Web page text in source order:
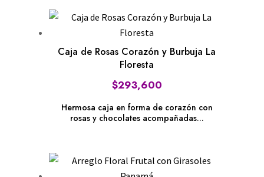
Caja de Rosas Corazón y Burbuja La
Floresta
$293,600
Hermosa caja en forma de corazón con
rosas y chocolates acompañadas...